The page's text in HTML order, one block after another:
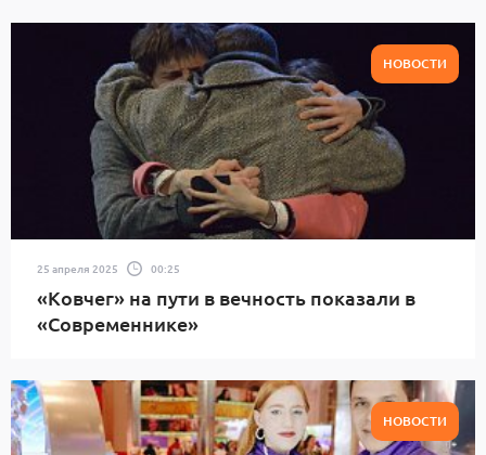
НОВОСТИ
25 апреля 2025 00:25
«Ковчег» на пути в вечность показали в
«Современнике»
НОВОСТИ